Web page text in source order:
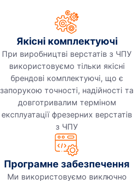
Якісні комплектуючі
При виробництві верстатів з ЧПУ
використовуємо тільки якісні
брендові комплектуючі, що є
запорукою точності, надійності та
довготривалим терміном
експлуатації фрезерних верстатів
з ЧПУ
Програмне забезпечення
Ми використовуємо виключно